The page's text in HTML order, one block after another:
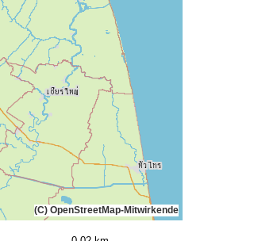
(C) OpenStreetMap-Mitwirkende